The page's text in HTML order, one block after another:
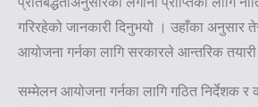
गरिरहेको जानकारी दिनुभयो । उहाँका अनुसार
आयोजना गर्नका लागि सरकारले आन्तरिक तयारी
सम्मेलन आयोजना गर्नका लागि गठित निर्देशक र